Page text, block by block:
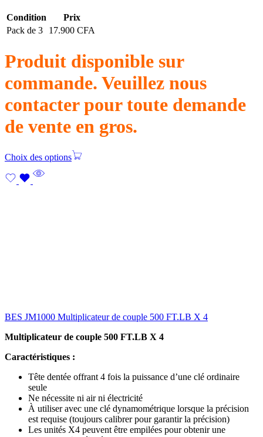
Condition
Prix
Pack de 3
17.900 CFA
Produit disponible sur
commande. Veuillez nous
contacter pour toute demande
de vente en gros.
Choix des options
BES JM1000 Multiplicateur de couple 500 FT.LB X 4
Multiplicateur de couple 500 FT.LB X 4
Caractéristiques :
Tête dentée offrant 4 fois la puissance d’une clé ordinaire
seule
Ne nécessite ni air ni électricité
À utiliser avec une clé dynamométrique lorsque la précision
est requise (toujours calibrer pour garantir la précision)
Les unités X4 peuvent être empilées pour obtenir une